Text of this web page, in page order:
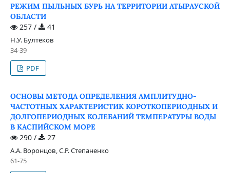
РЕЖИМ ПЫЛЬНЫХ БУРЬ НА ТЕРРИТОРИИ АТЫРАУСКОЙ
ОБЛАСТИ
257 / 41
Н.У. Бултеков
34-39
PDF
ОСНОВЫ МЕТОДА ОПРЕДЕЛЕНИЯ АМПЛИТУДНО-
ЧАСТОТНЫХ ХАРАКТЕРИСТИК КОРОТКОПЕРИОДНЫХ И
ДОЛГОПЕРИОДНЫХ КОЛЕБАНИЙ ТЕМПЕРАТУРЫ ВОДЫ
В КАСПИЙСКОМ МОРЕ
290 / 27
А.А. Воронцов, С.Р. Степаненко
61-75